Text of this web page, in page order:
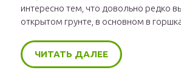
интересно тем, что довольно редко
открытом грунте, в основном в
ЧИТАТЬ ДАЛЕЕ